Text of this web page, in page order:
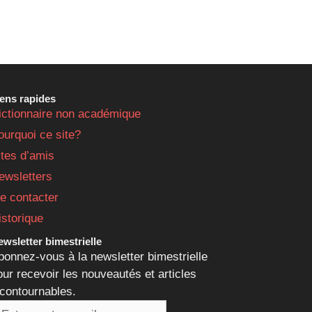
rapides
non académique
ce site?
d’amis
contacter
bimestrielle
vous à la newsletter bimestrielle
recevoir les nouveautés et articles